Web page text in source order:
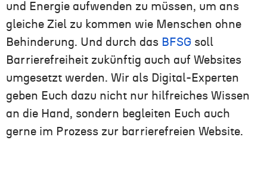
und Energie aufwenden zu müssen, um ans
gleiche Ziel zu kommen wie Menschen ohne
Behinderung. Und durch das BFSG soll
Barrierefreiheit zukünftig auch auf Websites
umgesetzt werden. Wir als Digital-Experten
geben Euch dazu nicht nur hilfreiches Wissen
an die Hand, sondern begleiten Euch auch
gerne im Prozess zur barrierefreien Website.